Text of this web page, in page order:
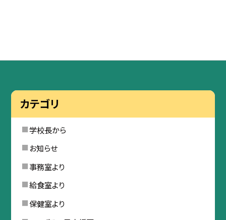
カテゴリ
学校長から
お知らせ
事務室より
給食室より
保健室より